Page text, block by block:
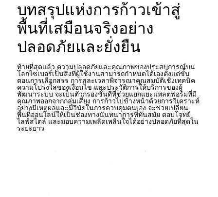
บทสรุปแห่งการก้าวเข้าสู่
พื้นที่เสมือนจริงอย่าง
ปลอดภัยและยั่งยืน
ท้ายที่สุดแล้ว ความปลอดภัยและคุณภาพของประสบการณ์บน
โลกไซเบอร์เป็นสิ่งที่ผู้ใช้งานสามารถกำหนดได้เองตั้งแต่ขั้น
ตอนการเลือกสรร การสละเวลาพิจารณาคุณสมบัติเชิงเทคนิค
ความโปร่งใสของเงื่อนไข และประวัติการให้บริการของผู้
พัฒนาระบบ จะเป็นตัวกรองชั้นดีที่ช่วยแยกแยะแพลตฟอร์มที่มี
คุณภาพออกจากกลุ่มเสี่ยง การก้าวไปข้างหน้าด้วยการวิเคราะห์
อย่างมีเหตุผลและมีวินัยในการควบคุมตนเอง จะช่วยเปลี่ยน
พื้นที่ออนไลน์ให้เป็นช่องทางนันทนาการที่ทันสมัย ตอบโจทย์
ไลฟ์สไตล์ และมอบความเพลิดเพลินใจได้อย่างปลอดภัยที่สุดใน
ระยะยาว